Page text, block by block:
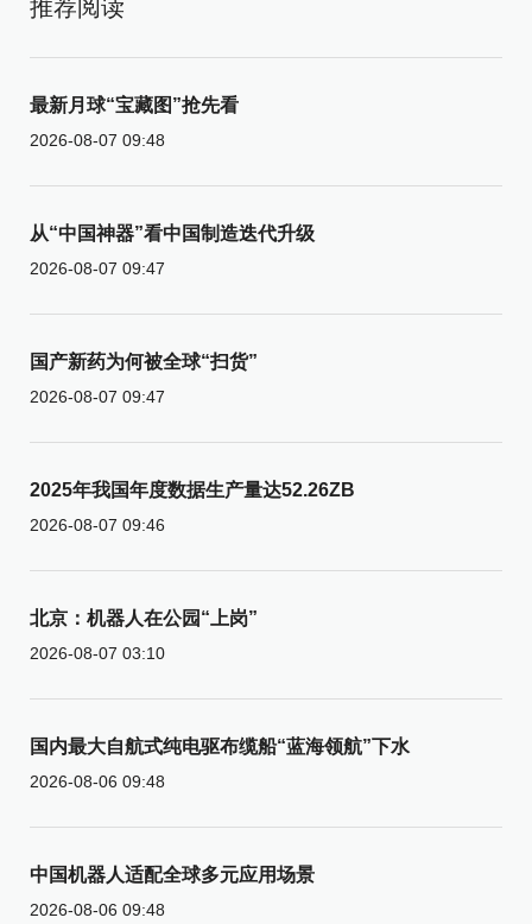
推荐阅读
最新月球“宝藏图”抢先看
2026-08-07 09:48
从“中国神器”看中国制造迭代升级
2026-08-07 09:47
国产新药为何被全球“扫货”
2026-08-07 09:47
2025年我国年度数据生产量达52.26ZB
2026-08-07 09:46
北京：机器人在公园“上岗”
2026-08-07 03:10
国内最大自航式纯电驱布缆船“蓝海领航”下水
2026-08-06 09:48
中国机器人适配全球多元应用场景
2026-08-06 09:48